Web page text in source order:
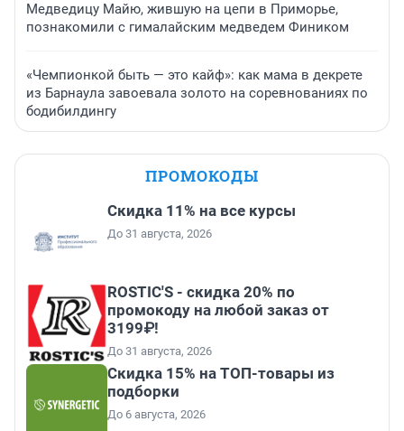
Медведицу Майю, жившую на цепи в Приморье,
познакомили с гималайским медведем Фиником
«Чемпионкой быть — это кайф»: как мама в декрете
из Барнаула завоевала золото на соревнованиях по
бодибилдингу
ПРОМОКОДЫ
Скидка 11% на все курсы
До 31 августа, 2026
ROSTIC'S - скидка 20% по
промокоду на любой заказ от
3199₽!
До 31 августа, 2026
Скидка 15% на ТОП-товары из
подборки
До 6 августа, 2026